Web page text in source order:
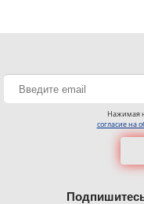
Нажимая
согласие на